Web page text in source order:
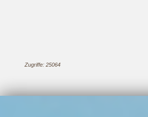
Zugriffe: 25064